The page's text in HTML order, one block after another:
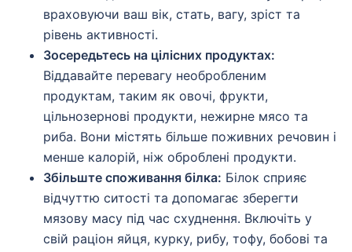
враховуючи ваш вік, стать, вагу, зріст та
рівень активності.
Зосередьтесь на цілісних продуктах:
Віддавайте перевагу необробленим
продуктам, таким як овочі, фрукти,
цільнозернові продукти, нежирне мясо та
риба. Вони містять більше поживних речовин і
менше калорій, ніж оброблені продукти.
Збільште споживання білка: Білок сприяє
відчуттю ситості та допомагає зберегти
мязову масу під час схуднення. Включіть у
свій раціон яйця, курку, рибу, тофу, бобові та